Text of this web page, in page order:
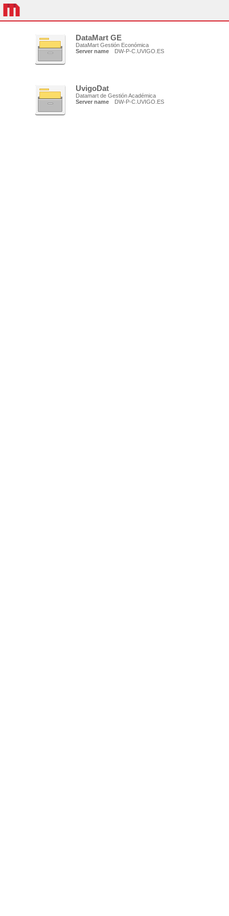
DataMart GE
DataMart Gestión Económica
Server name
DW-P-C.UVIGO.ES
UvigoDat
Datamart de Gestión Académica
Server name
DW-P-C.UVIGO.ES